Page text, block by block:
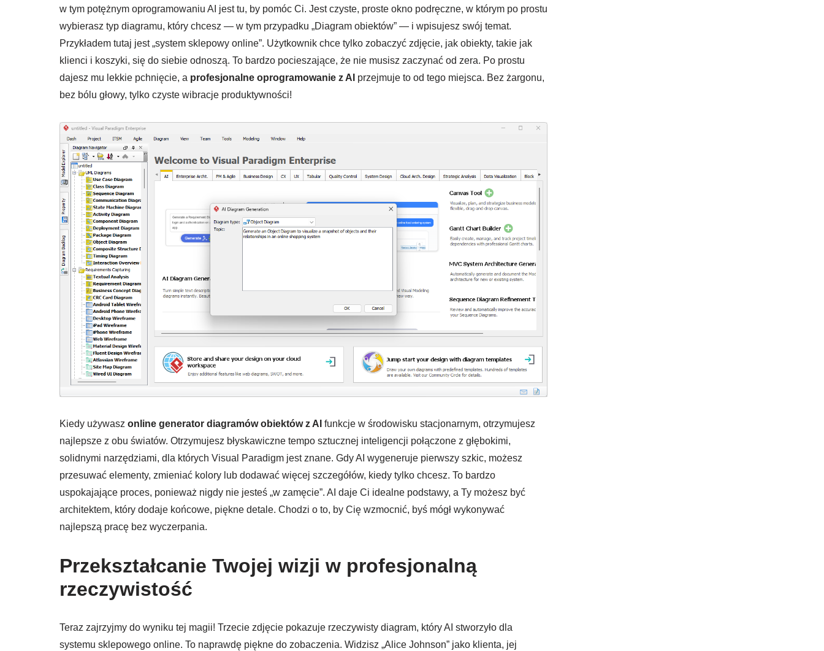
w tym potężnym oprogramowaniu AI jest tu, by pomóc Ci. Jest czyste, proste okno podręczne, w którym po prostu
wybierasz typ diagramu, który chcesz — w tym przypadku „Diagram obiektów” — i wpisujesz swój temat.
Przykładem tutaj jest „system sklepowy online”. Użytkownik chce tylko zobaczyć zdjęcie, jak obiekty, takie jak
klienci i koszyki, się do siebie odnoszą. To bardzo pocieszające, że nie musisz zaczynać od zera. Po prostu
dajesz mu lekkie pchnięcie, a profesjonalne oprogramowanie z AI przejmuje to od tego miejsca. Bez żargonu,
bez bólu głowy, tylko czyste wibracje produktywności!
Kiedy używasz online generator diagramów obiektów z AI funkcje w środowisku stacjonarnym, otrzymujesz
najlepsze z obu światów. Otrzymujesz błyskawiczne tempo sztucznej inteligencji połączone z głębokimi,
solidnymi narzędziami, dla których Visual Paradigm jest znane. Gdy AI wygeneruje pierwszy szkic, możesz
przesuwać elementy, zmieniać kolory lub dodawać więcej szczegółów, kiedy tylko chcesz. To bardzo
uspokajające proces, ponieważ nigdy nie jesteś „w zamęcie”. AI daje Ci idealne podstawy, a Ty możesz być
architektem, który dodaje końcowe, piękne detale. Chodzi o to, by Cię wzmocnić, byś mógł wykonywać
najlepszą pracę bez wyczerpania.
Przekształcanie Twojej wizji w profesjonalną
rzeczywistość
Teraz zajrzyjmy do wyniku tej magii! Trzecie zdjęcie pokazuje rzeczywisty diagram, który AI stworzyło dla
systemu sklepowego online. To naprawdę piękne do zobaczenia. Widzisz „Alice Johnson” jako klienta, jej